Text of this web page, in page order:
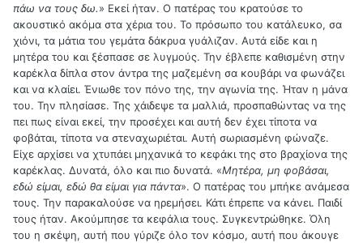
πάω να τους δω.» Εκεί ήταν. Ο πατέρας του κρατούσε το
ακουστικό ακόμα στα χέρια του. Το πρόσωπο του κατάλευκο, σα
χιόνι, τα μάτια του γεμάτα δάκρυα γυάλιζαν. Αυτά είδε και η
μητέρα του και ξέσπασε σε λυγμούς. Την έβλεπε καθισμένη στην
καρέκλα δίπλα στον άντρα της μαζεμένη σα κουβάρι να φωνάζει
και να κλαίει. Ένιωθε τον πόνο της, την αγωνία της. Ήταν η μάνα
του. Την πλησίασε. Της χάιδεψε τα μαλλιά, προσπαθώντας να της
πει πως είναι εκεί, την προσέχει και αυτή δεν έχει τίποτα να
φοβάται, τίποτα να στεναχωριέται. Αυτή σωριασμένη φώναζε.
Είχε αρχίσει να χτυπάει μηχανικά το κεφάκι της στο βραχίονα της
καρέκλας. Δυνατά, όλο και πιο δυνατά. «Μητέρα, μη φοβάσαι,
εδώ είμαι, εδώ θα είμαι για πάντα». Ο πατέρας του μπήκε ανάμεσα
τους. Την παρακαλούσε να ηρεμήσει. Κάτι έπρεπε να κάνει. Παιδί
τους ήταν. Ακούμπησε τα κεφάλια τους. Συγκεντρώθηκε. Όλη
του η σκέψη, αυτή που γύριζε όλο τον κόσμο, αυτή που άκουγε